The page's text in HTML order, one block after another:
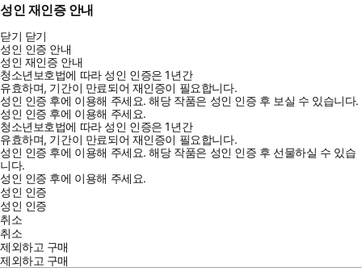
성인 재인증 안내
닫기 닫기
성인 인증 안내
성인 재인증 안내
청소년보호법에 따라 성인 인증은 1년간
유효하며, 기간이 만료되어 재인증이 필요합니다.
성인 인증 후에 이용해 주세요.해당 작품은 성인 인증 후 보실 수 있습니다.
성인 인증 후에 이용해 주세요.
청소년보호법에 따라 성인 인증은 1년간
유효하며, 기간이 만료되어 재인증이 필요합니다.
성인 인증 후에 이용해 주세요.해당 작품은 성인 인증 후 선물하실 수 있습
니다.
성인 인증 후에 이용해 주세요.
성인 인증
성인 인증
취소
취소
제외하고 구매
제외하고 구매